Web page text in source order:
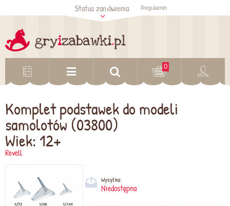
Sprawdź status
zamówienia
Status zamówienia Regulamin
0
Komplet podstawek do modeli
samolotów (03800)
Wiek: 12+
Revell
Wysyłka:
Niedostępna